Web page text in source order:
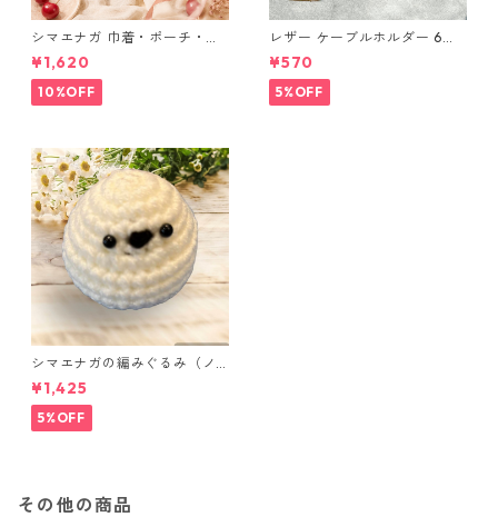
シマエナガ 巾着・ポーチ・ミ
ニポーチ(カード収納にも) ３
点セット さくらんぼ柄×淡いピ
ンク
¥1,620
10%OFF
レザー ケーブルホルダー 6個
セット
¥570
5%OFF
シマエナガの編みぐるみ（ノ
ーマル）
¥1,425
5%OFF
その他の商品